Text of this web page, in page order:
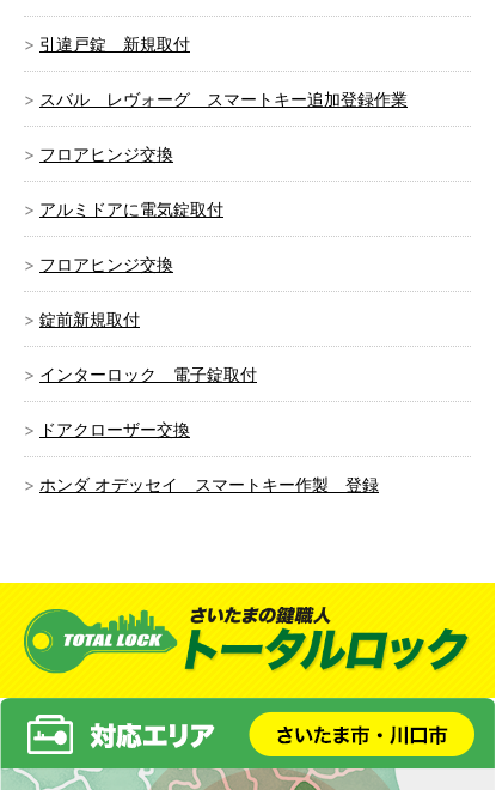
引違戸錠 新規取付
スバル レヴォーグ スマートキー追加登録作業
フロアヒンジ交換
アルミドアに電気錠取付
フロアヒンジ交換
錠前新規取付
インターロック 電子錠取付
ドアクローザー交換
ホンダ オデッセイ スマートキー作製 登録